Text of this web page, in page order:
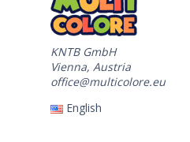
KNTB GmbH
Vienna, Austria
office@multicolore.eu
English